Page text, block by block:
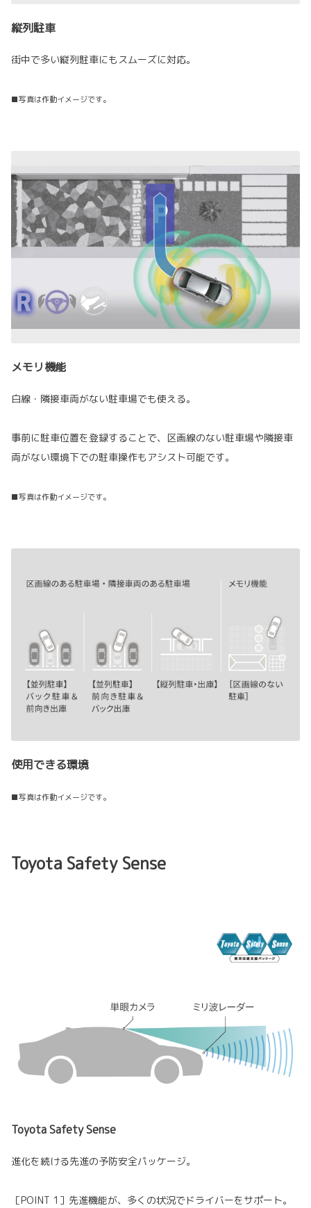
縦列駐車
街中で多い縦列駐車にもスムーズに対応。
■写真は作動イメージです。
メモリ機能
白線・隣接車両がない駐車場でも使える。
事前に駐車位置を登録することで、区画線のない駐車場や隣接車
両がない環境下での駐車操作もアシスト可能です。
■写真は作動イメージです。
使用できる環境
■写真は作動イメージです。
Toyota Safety Sense
Toyota Safety Sense
進化を続ける先進の予防安全パッケージ。
［POINT 1］先進機能が、多くの状況でドライバーをサポート。